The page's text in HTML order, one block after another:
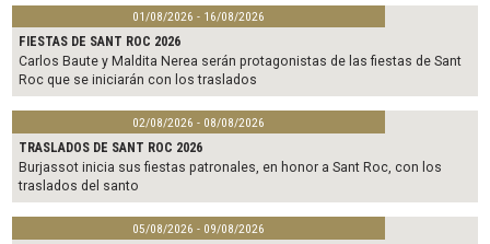
01/08/2026 - 16/08/2026
FIESTAS DE SANT ROC 2026
Carlos Baute y Maldita Nerea serán protagonistas de las fiestas de Sant
Roc que se iniciarán con los traslados
02/08/2026 - 08/08/2026
TRASLADOS DE SANT ROC 2026
Burjassot inicia sus fiestas patronales, en honor a Sant Roc, con los
traslados del santo
05/08/2026 - 09/08/2026